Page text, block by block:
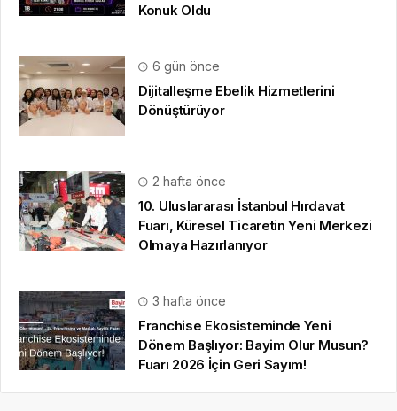
Konuk Oldu
6 gün önce
Dijitalleşme Ebelik Hizmetlerini
Dönüştürüyor
2 hafta önce
10. Uluslararası İstanbul Hırdavat
Fuarı, Küresel Ticaretin Yeni Merkezi
Olmaya Hazırlanıyor
3 hafta önce
Franchise Ekosisteminde Yeni
Dönem Başlıyor: Bayim Olur Musun?
Fuarı 2026 İçin Geri Sayım!